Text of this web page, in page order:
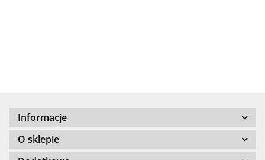
Informacje
O sklepie